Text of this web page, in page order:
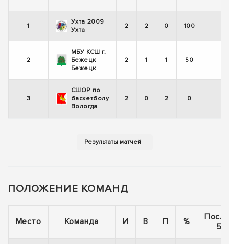
1
Ухта 2009
Ухта
2 2 0 100
2
МБУ КСШ г.
Бежецк
Бежецк
2 1 1 50
3
СШОР по
баскетболу
Вологда
2 0 2 0
ПОЛОЖЕНИЕ КОМАНД
Место Команда И В П %
5